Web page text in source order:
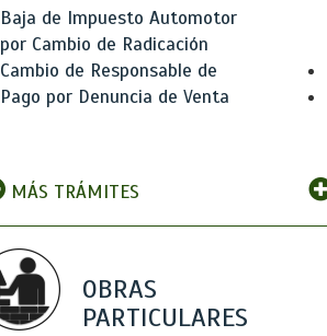
Baja de Impuesto Automotor
por Cambio de Radicación
Cambio de Responsable de
Pago por Denuncia de Venta
MÁS TRÁMITES
OBRAS
PARTICULARES